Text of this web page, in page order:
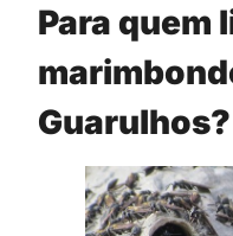
Para quem
Guarulhos?